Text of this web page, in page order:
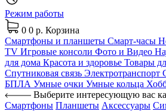
Режим работы
0 0 р. Корзина
Смартфоны и планшеты Смарт-часы
TV Игровые консоли Фото и Видео
для дома Красота и здоровье Товары
Спутниковая связь Электротранспорт
БПЛА Умные очки Умные кольца
Выберите интересующую вас
Смартфоны Планшеты Аксессуары